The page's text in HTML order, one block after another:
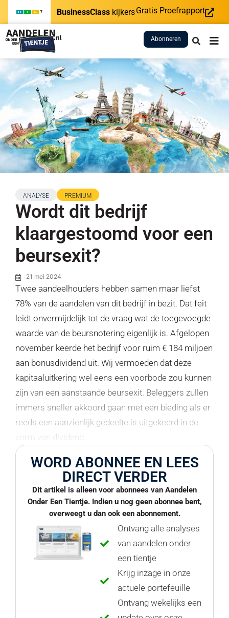
BusinessClass kijkersGratis Proefrapport
Abonneren
ANALYSE PREMIUM
Wordt dit bedrijf
klaargestoomd voor een
beursexit?
21 mei 2024
Twee aandeelhouders hebben samen maar liefst
78% van de aandelen van dit bedrijf in bezit. Dat feit
leidt onvermijdelijk tot de vraag wat de toegevoegde
waarde van de beursnotering eigenlijk is. Afgelopen
november keerde het bedrijf voor ruim € 184 miljoen
aan bonusdividend uit. Wij vermoeden dat deze
kapitaaluitkering wel eens een voorbode zou kunnen
zijn van een aanstaande beursexit. Beleggers zullen
immers sneller akkoord gaan met een bieding als er
reeds een aanzienlijk gedeelte is uitgekeerd in de
vorm van dividend.
WORD ABONNEE EN LEES
DIRECT VERDER
Dit artikel is alleen voor abonnees van Aandelen
Onder Een Tientje. Indien u nog geen abonnee bent,
overweegt u dan ook een abonnement.
Ontvang alle analyses
van aandelen onder
een tientje
Krijg inzage in onze
actuele portefeuille
Ontvang wekelijks een